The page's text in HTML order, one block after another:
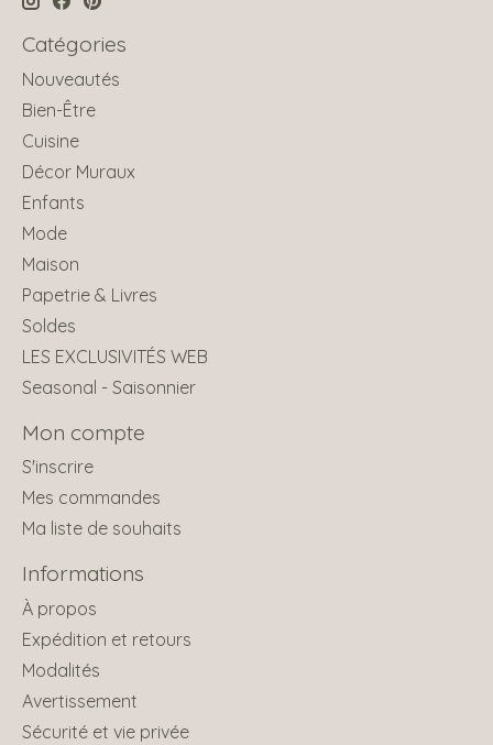
Catégories
Nouveautés
Bien-Être
Cuisine
Décor Muraux
Enfants
Mode
Maison
Papetrie & Livres
Soldes
LES EXCLUSIVITÉS WEB
Seasonal - Saisonnier
Mon compte
S'inscrire
Mes commandes
Ma liste de souhaits
Informations
À propos
Expédition et retours
Modalités
Avertissement
Sécurité et vie privée